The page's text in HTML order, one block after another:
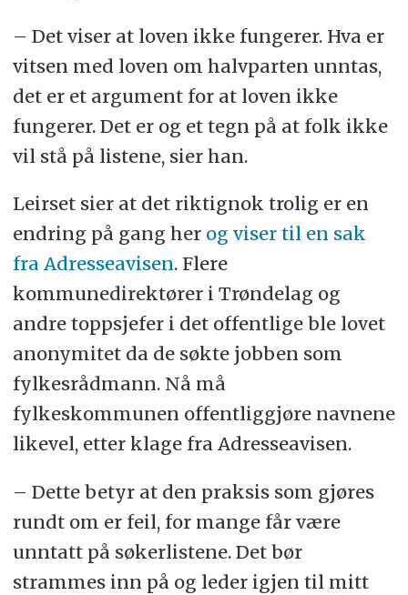
– Det viser at loven ikke fungerer. Hva er
vitsen med loven om halvparten unntas,
det er et argument for at loven ikke
fungerer. Det er og et tegn på at folk ikke
vil stå på listene, sier han.
Leirset sier at det riktignok trolig er en
endring på gang her og viser til en sak
fra Adresseavisen. Flere
kommunedirektører i Trøndelag og
andre toppsjefer i det offentlige ble lovet
anonymitet da de søkte jobben som
fylkesrådmann. Nå må
fylkeskommunen offentliggjøre navnene
likevel, etter klage fra Adresseavisen.
– Dette betyr at den praksis som gjøres
rundt om er feil, for mange får være
unntatt på søkerlistene. Det bør
strammes inn på og leder igjen til mitt